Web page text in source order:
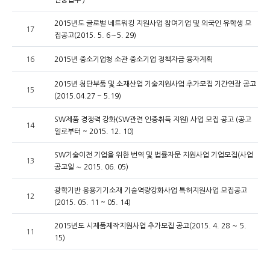
17
2015년도 글로벌 네트워킹 지원사업 참여기업 및 외국인 유학생 모
집공고(2015. 5. 6～5. 29)
16 2015년 중소기업청 소관 중소기업 정책자금 융자계획
15
2015년 첨단부품 및 소재산업 기술지원사업 추가모집 기간연장 공고
(2015.04.27 ~ 5.19)
14
SW제품 경쟁력 강화(SW관련 인증취득 지원) 사업 모집 공고 (공고
일로부터 ~ 2015. 12. 10)
13
SW기술이전 기업을 위한 번역 및 법률자문 지원사업 기업모집(사업
공고일 ∼ 2015. 06. 05)
12
광학기반 응용기기소재 기술역량강화사업 특허지원사업 모집공고
(2015. 05. 11 ~ 05. 14)
11
2015년도 시제품제작지원사업 추가모집 공고(2015. 4. 28 ～ 5.
15)